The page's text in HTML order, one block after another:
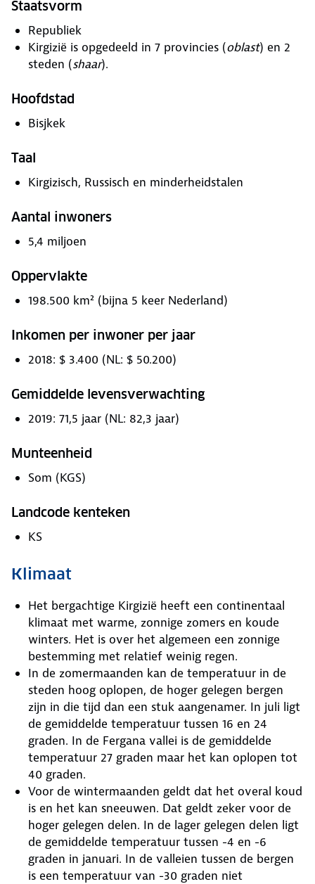
Staatsvorm
Republiek
Kirgizië is opgedeeld in 7 provincies (oblast) en 2
steden (shaar).
Hoofdstad
Bisjkek
Taal
Kirgizisch, Russisch en minderheidstalen
Aantal inwoners
5,4 miljoen
Oppervlakte
198.500 km² (bijna 5 keer Nederland)
Inkomen per inwoner per jaar
2018: $ 3.400 (NL: $ 50.200)
Gemiddelde levensverwachting
2019: 71,5 jaar (NL: 82,3 jaar)
Munteenheid
Som (KGS)
Landcode kenteken
KS
Klimaat
Het bergachtige Kirgizië heeft een continentaal
klimaat met warme, zonnige zomers en koude
winters. Het is over het algemeen een zonnige
bestemming met relatief weinig regen.
In de zomermaanden kan de temperatuur in de
steden hoog oplopen, de hoger gelegen bergen
zijn in die tijd dan een stuk aangenamer. In juli ligt
de gemiddelde temperatuur tussen 16 en 24
graden. In de Fergana vallei is de gemiddelde
temperatuur 27 graden maar het kan oplopen tot
40 graden.
Voor de wintermaanden geldt dat het overal koud
is en het kan sneeuwen. Dat geldt zeker voor de
hoger gelegen delen. In de lager gelegen delen ligt
de gemiddelde temperatuur tussen -4 en -6
graden in januari. In de valleien tussen de bergen
is een temperatuur van -30 graden niet